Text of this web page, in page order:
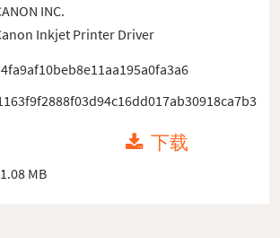
INC.
Inkjet Printer Driver
下载
1.08 MB